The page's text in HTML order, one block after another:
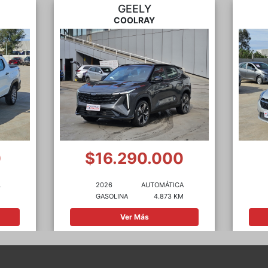
GEELY
COOLRAY
$16.290.000
2026
GASOLINA
AUTOMÁTICA
4.873 KM
Ver Más